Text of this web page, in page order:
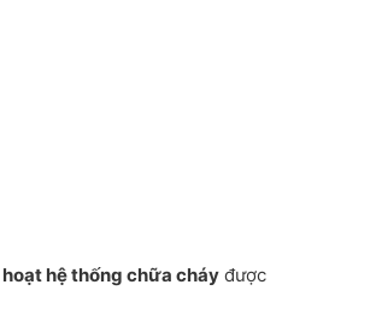
hệ thống chữa cháy được